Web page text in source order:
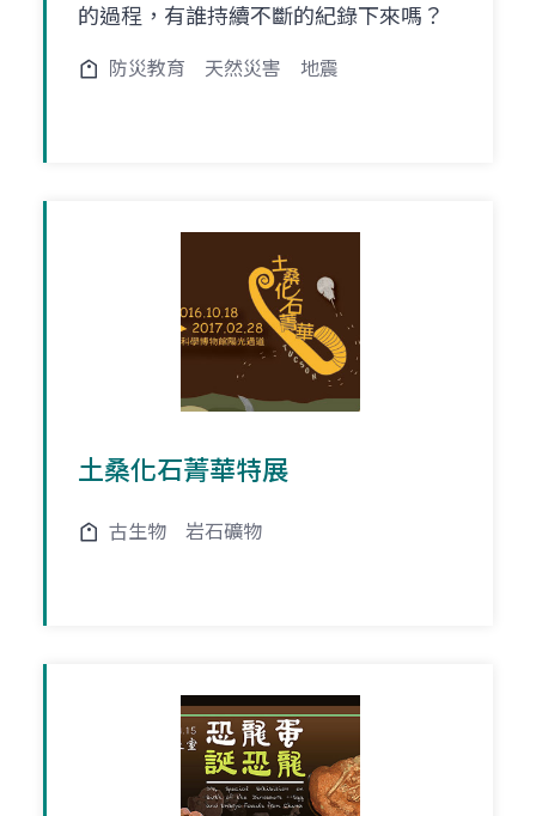
的過程，有誰持續不斷的紀錄下來嗎？
防災教育 天然災害 地震
土桑化石菁華特展
古生物 岩石礦物